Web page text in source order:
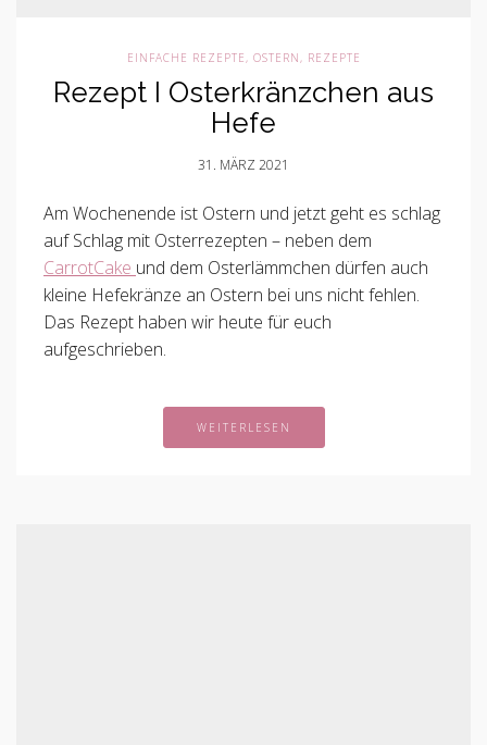
EINFACHE REZEPTE, OSTERN, REZEPTE
Rezept I Osterkränzchen aus
Hefe
31. MÄRZ 2021
Am Wochenende ist Ostern und jetzt geht es schlag
auf Schlag mit Osterrezepten – neben dem
CarrotCake und dem Osterlämmchen dürfen auch
kleine Hefekränze an Ostern bei uns nicht fehlen.
Das Rezept haben wir heute für euch
aufgeschrieben.
WEITERLESEN